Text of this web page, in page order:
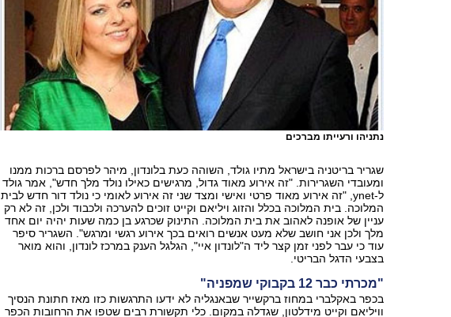
נתניהו ורעייתו מברכים
שגריר בריטניה בישראל מתיו גולד, השוהה כעת בלונדון, מיהר לפרסם ברכות ממנו
ומעובדי השגרירות. "זה אירוע מאוד גדול, מרגישים כאילו נולד מלך חדש", אמר גולד
ל-ynet, "זה אירוע מאוד פרטי ואישי ומצד שני זה אירוע לאומי כי נולד דור חדש לבית
המלוכה. בית המלוכה בכלל והזוג ויליאם וקייט זוכים להערכה ולכבוד ולכן, זה לא רק
עניין של אופנה לאהוב את בית המלוכה. התינוק שכרגע בן כמה שעות יהיה יום אחד
מלך ולכן אני חושב שלא מעט אנשים רואים בכך אירוע רגשי ומרגש". השגריר סיפר
עוד כי עבר לפני זמן קצר ליד ה"לונדון איי", הגלגל הענק במרכז לונדון, והוא מואר
בצבעי הדגל הבריטי.
"מכרתי כבר 12 בקבוקי שמפניה"
בכפר באקלברי במחוז ברקשייר שבאנגליה לא ידעו התרגשות כזו מאז חתונת הנסיך
וויליאם וקייט מידלטון, שגדלה במקום. כלי תקשורת רבים שטפו את הרחובות הכפר